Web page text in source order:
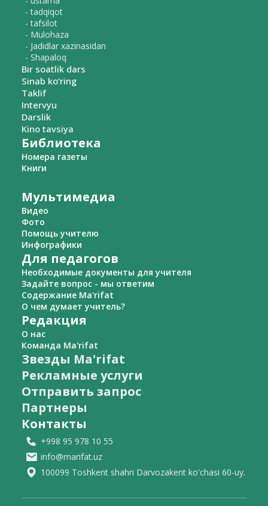
- tadqiqot
- tafsilot
- Mulohaza
- Jadidlar xazinasidan
- Shapaloq
Bir soatlik dars
Sinab ko‘ring
Taklif
Intervyu
Darslik
Kino tavsiya
Библиотека
Номера газеты
Книги
Мультимедиа
Видео
Фото
Помощь учителю
Инфографики
Для педагогов
Необходимые документы для учителя
Задайте вопрос - мы ответим
Содержание Ma'rifat
О чем думает учитель?
Редакция
О нас
Команда Ma'rifat
Звезды Ma'rifat
Рекламные услуги
Отправить запрос
Партнеры
Контакты
+998 95 978 10 55
info@marifat.uz
100099 Toshkent shahri Darvozakent ko'chasi 60-uy.